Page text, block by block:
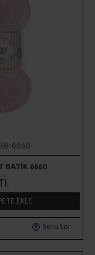
6660
BATIK 6660
EKLE
Soru Sor